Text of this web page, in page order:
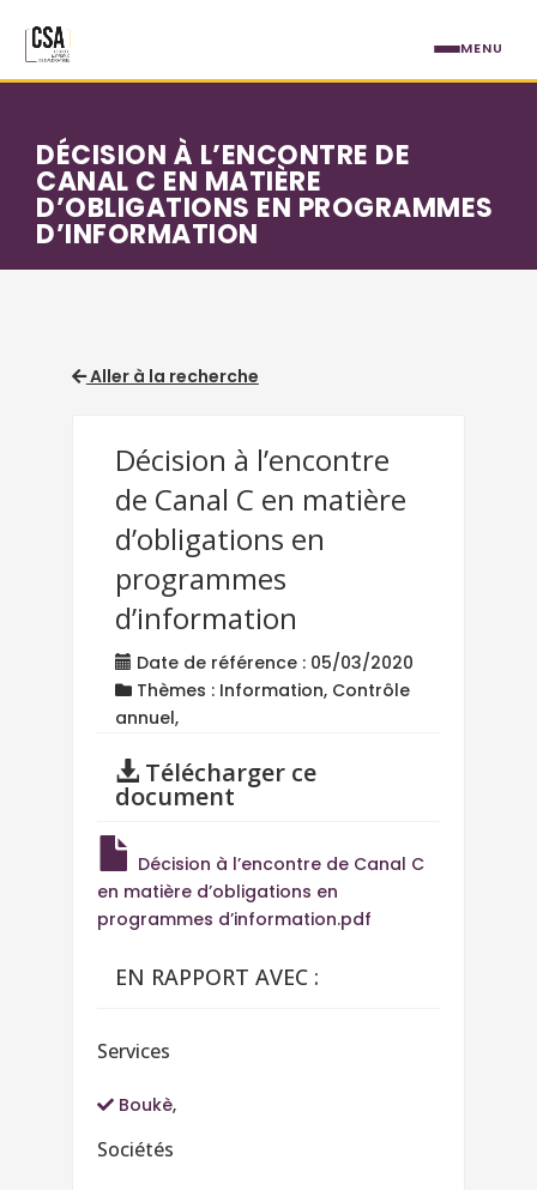
DÉCISION À L’ENCONTRE DE
CANAL C EN MATIÈRE
D’OBLIGATIONS EN PROGRAMMES
D’INFORMATION
Aller à la recherche
Décision à l’encontre
de Canal C en matière
d’obligations en
programmes
d’information
Date de référence : 05/03/2020
Thèmes : Information, Contrôle
annuel,
Télécharger ce
document
Décision à l’encontre de Canal C
en matière d’obligations en
programmes d’information.pdf
EN RAPPORT AVEC :
Services
Boukè,
Sociétés
MENU